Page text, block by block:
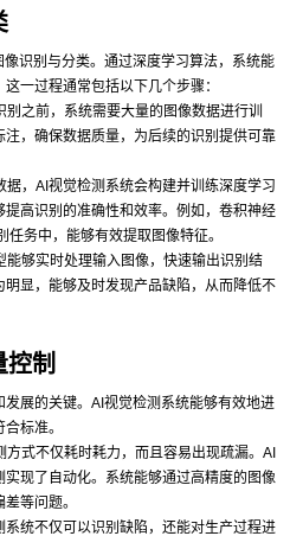
识别与分类。通过深度学习算法，系统能
一过程通常包括以下几个步骤：
之前，系统需要大量的图像数据进行训
，确保数据质量，为后续的识别提供可靠
，AI视觉检测系统会构建并训练深度学习
高识别的准确性和效率。例如，卷积神经
务中，能够有效提取图像特征。
够实时处理输入图像，快速输出识别结
显，能够及时发现产品缺陷，从而降低不
制
展的关键。AI视觉检测系统能够有效地进
标准。
式不仅耗时耗力，而且容易出现疏漏。AI
现了自动化。系统能够通过高精度的图像
等问题。
统不仅可以识别缺陷，还能对生产过程进